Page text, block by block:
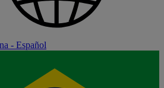
- Español